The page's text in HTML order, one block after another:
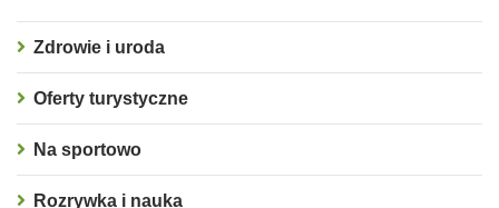
Zdrowie i uroda
Oferty turystyczne
Na sportowo
Rozrywka i nauka